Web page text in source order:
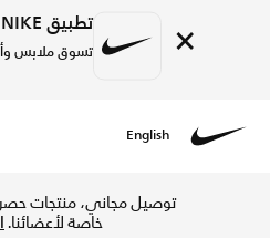
× تطبيق NIKE هنا!
تسوق ملابس
English
توصيل مجاني، منتجات
خاصة لأعضائنا.